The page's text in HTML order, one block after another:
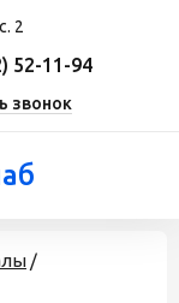
2
52-11-94
звонок
/